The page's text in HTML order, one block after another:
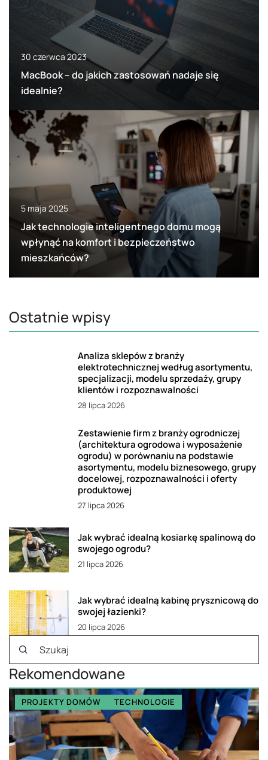
30 czerwca 2023
MacBook – do jakich zastosowań nadaje się
idealnie?
5 maja 2025
Jak technologie inteligentnego domu mogą
wpłynąć na komfort i bezpieczeństwo
mieszkańców?
Ostatnie wpisy
Analiza sklepów z branży
elektrotechnicznej według asortymentu,
specjalizacji, modelu sprzedaży, grupy
klientów i rozpoznawalności
28 lipca 2026
Zestawienie firm z branży ogrodniczej
(architektura ogrodowa i wyposażenie
ogrodu) w porównaniu na podstawie
asortymentu, modelu biznesowego, grupy
docelowej, rozpoznawalności i oferty
produktowej
27 lipca 2026
Jak wybrać idealną kosiarkę spalinową do
swojego ogrodu?
21 lipca 2026
Jak wybrać idealną kabinę prysznicową do
swojej łazienki?
20 lipca 2026
Rekomendowane
PROJEKTY DOMÓW TECHNOLOGIE